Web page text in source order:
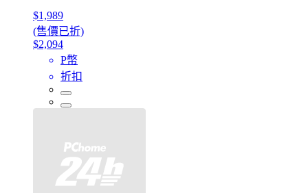
$1,989
(售價已折)
$2,094
P幣
折扣